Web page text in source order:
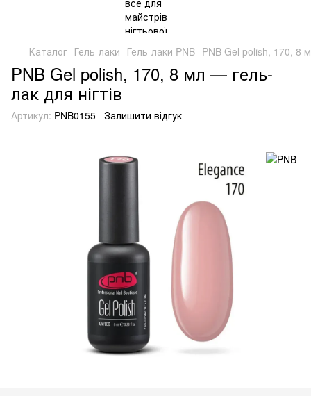
Каталог Гель-лаки Гель-лаки PNB PNB Gel polish, 170, 8
PNB Gel polish, 170, 8 мл — гель-
лак для нігтів
Артикул: PNB0155 Залишити відгук